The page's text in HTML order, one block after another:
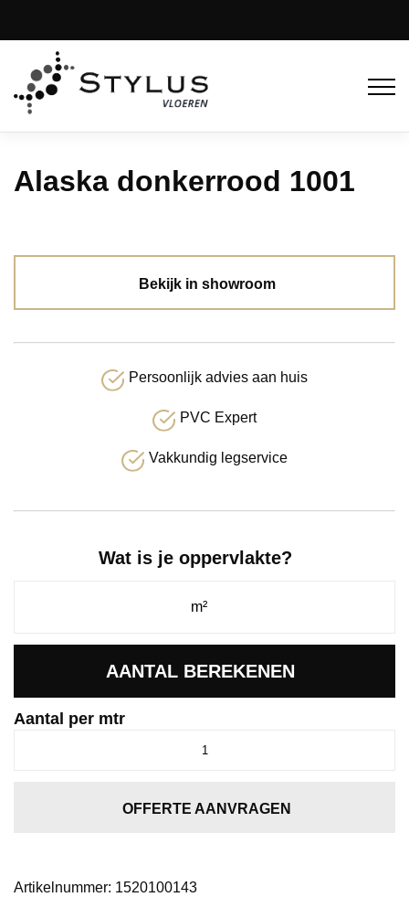
Alaska donkerrood 1001
Bekijk in showroom
Persoonlijk advies aan huis
PVC Expert
Vakkundig legservice
Wat is je oppervlakte?
AANTAL BEREKENEN
Aantal per mtr
OFFERTE AANVRAGEN
Artikelnummer: 1520100143